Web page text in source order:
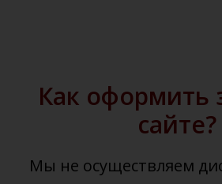
Как оформить
сайте?
Мы не осуществляем